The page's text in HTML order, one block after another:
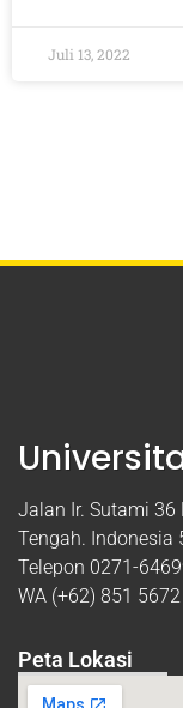
Juli 13, 2022
Jalan Ir. Sutami 36
Tengah. Indonesia
Telepon 0271-
WA (+62) 851
Peta Lokasi